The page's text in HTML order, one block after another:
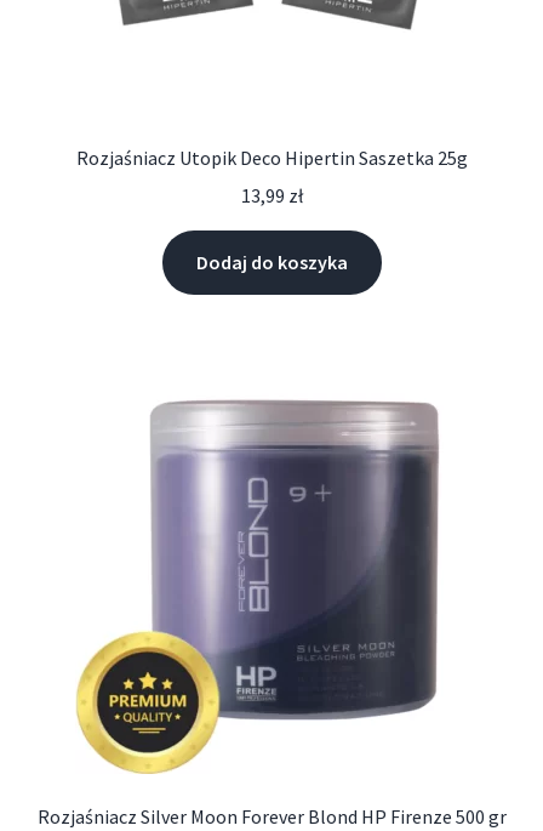
Rozjaśniacz Utopik Deco Hipertin Saszetka 25g
13,99 zł
Dodaj do koszyka
Rozjaśniacz Silver Moon Forever Blond HP Firenze 500 gr